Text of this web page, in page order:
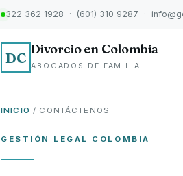
322 362 1928 · (601) 310 9287 ·
DC
Divorcio en Colombia
ABOGADOS DE FAMILIA
INICIO / CONTÁCTENOS
GESTIÓN LEGAL COLOMBIA